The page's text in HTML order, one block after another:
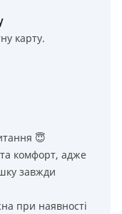
карту.
😇
комфорт, адже
завжди
при наявності